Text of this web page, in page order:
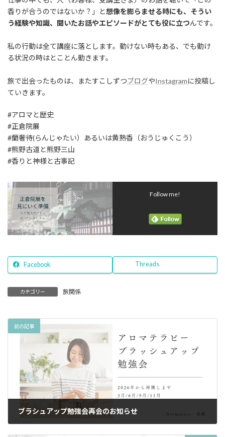
香りが合うのではないか？」と想像を膨らませる時にも、そうい
う経験や知識、聞いたお話やエピソードがとても役に立つんです。
私の行動は全て講座に落とします。動けない時もある、でも動け
る状況の時はとことん動きます。
旅で出会ったものは、またすこしずつブログやInstagramに投稿し
ていきます。
#アロマと歴史
#正倉院展
#蘭奢待(らんじゃたい）あるいは黄熟香（おうじゅくこう）
#熊野古道と熊野三山
#香りと神様と古事記
Follow me!
Facebook Threads
カテゴリー 旅関係
前の記事
ブラシュアップ勉強会再会のお知らせ